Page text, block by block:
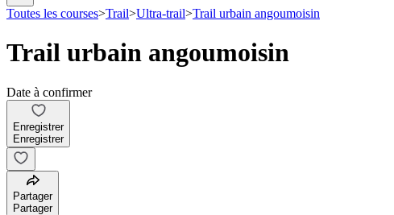
Toutes les courses>Trail>Ultra-trail>Trail urbain angoumoisin
Trail urbain angoumoisin
Date à confirmer
Enregistrer
Enregistrer
Partager
Partager